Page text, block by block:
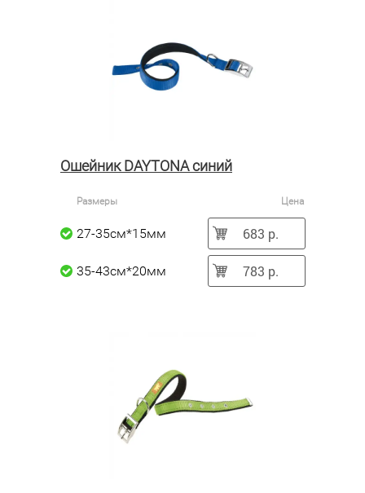
Ошейник DAYTONA синий
Размеры Цена
27-35см*15мм 683 р.
35-43см*20мм 783 р.